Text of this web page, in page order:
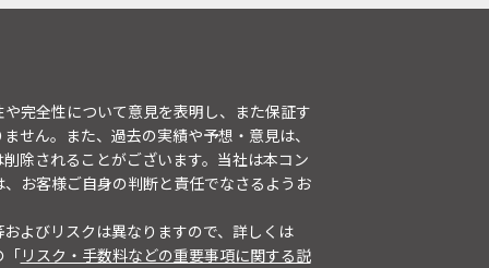
完全性について意見を表明し、また保証す
せん。また、過去の実績や予想・意見は、
除されることがございます。当社は本コン
お客様ご自身の判断と責任でなさるようお
よびリスクは異なりますので、詳しくは
「リスク・手数料などの重要事項に関する説